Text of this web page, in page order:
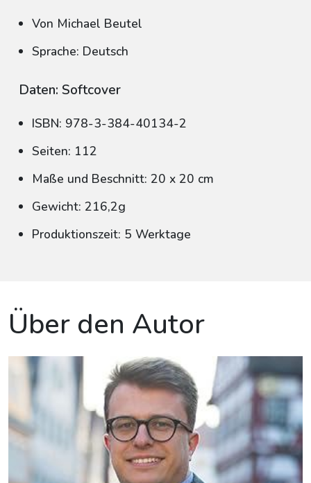
Von Michael Beutel
Sprache: Deutsch
Daten: Softcover
ISBN: 978-3-384-40134-2
Seiten: 112
Maße und Beschnitt: 20 x 20 cm
Gewicht: 216,2g
Produktionszeit: 5 Werktage
Über den Autor